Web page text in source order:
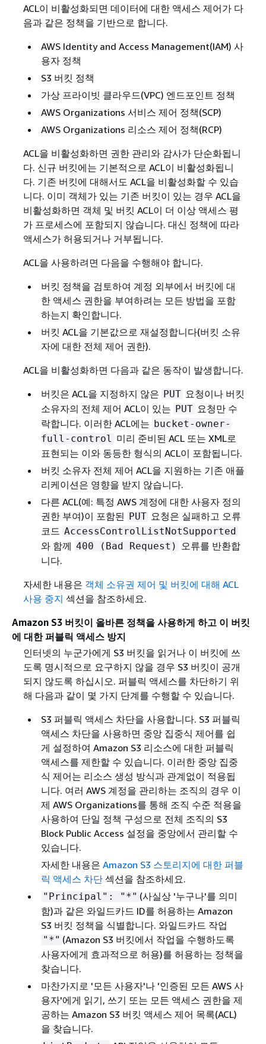
ACL이 비활성화되면 데이터에 대한 액세스 제어가 다
음과 같은 정책을 기반으로 합니다.
AWS Identity and Access Management(IAM) 사
용자 정책
S3 버킷 정책
가상 프라이빗 클라우드(VPC) 엔드포인트 정책
AWS Organizations 서비스 제어 정책(SCP)
AWS Organizations 리소스 제어 정책(RCP)
ACL을 비활성화하면 권한 관리와 감사가 단순화됩니
다. 신규 버킷에는 기본적으로 ACL이 비활성화됩니
다. 기존 버킷에 대해서도 ACL을 비활성화할 수 있습
니다. 이미 객체가 있는 기존 버킷이 있는 경우 ACL을
비활성화하면 객체 및 버킷 ACL이 더 이상 액세스 평
가 프로세스에 포함되지 않습니다. 대신 정책에 따라
액세스가 허용되거나 거부됩니다.
ACL을 사용하려면 다음을 수행해야 합니다.
버킷 정책을 검토하여 계정 외부에서 버킷에 대
한 액세스 권한을 부여하려는 모든 방법을 포함
하는지 확인합니다.
버킷 ACL을 기본값으로 재설정합니다(버킷 소유
자에 대한 전체 제어 권한).
ACL을 비활성화하면 다음과 같은 동작이 발생합니다.
버킷은 ACL을 지정하지 않은 PUT 요청이나 버킷
소유자의 전체 제어 ACL이 있는 PUT 요청만 수
락합니다. 이러한 ACL에는 bucket-owner-
full-control
미리 준비된 ACL 또는 XML로
표현되는 이와 동등한 형식의 ACL이 포함됩니다.
버킷 소유자 전체 제어 ACL을 지원하는 기존 애플
리케이션은 영향을 받지 않습니다.
다른 ACL(예: 특정 AWS 계정에 대한 사용자 정의
권한 부여)이 포함된 PUT 요청은 실패하고 오류
코드 AccessControlListNotSupported
와 함께 400 (Bad Request)
오류를 반환합
니다.
자세한 내용은 객체 소유권 제어 및 버킷에 대해 ACL
사용 중지 섹션을 참조하세요.
Amazon S3 버킷이 올바른 정책을 사용하게 하고 이 버킷
에 대한 퍼블릭 액세스 방지
인터넷의 누군가에게 S3 버킷을 읽거나 이 버킷에 쓰
도록 명시적으로 요구하지 않을 경우 S3 버킷이 공개
되지 않도록 하십시오. 퍼블릭 액세스를 차단하기 위
해 다음과 같이 몇 가지 단계를 수행할 수 있습니다.
S3 퍼블릭 액세스 차단을 사용합니다. S3 퍼블릭
액세스 차단을 사용하면 중앙 집중식 제어를 쉽
게 설정하여 Amazon S3 리소스에 대한 퍼블릭
액세스를 제한할 수 있습니다. 이러한 중앙 집중
식 제어는 리소스 생성 방식과 관계없이 적용됩
니다. 여러 AWS 계정을 관리하는 조직의 경우 이
제 AWS Organizations를 통해 조직 수준 적용을
사용하여 단일 정책 구성으로 전체 조직의 S3
Block Public Access 설정을 중앙에서 관리할 수
있습니다.
자세한 내용은 Amazon S3 스토리지에 대한 퍼블
릭 액세스 차단섹션을 참조하세요.
"Principal": "*" (사실상 '누구나'를 의미
함)과 같은 와일드카드 ID를 허용하는 Amazon
S3 버킷 정책을 식별합니다. 와일드카드 작업
"*" (Amazon S3 버킷에서 작업을 수행하도록
사용자에게 효과적으로 허용)를 허용하는 정책을
찾습니다.
마찬가지로 '모든 사용자'나 '인증된 모든 AWS 사
용자'에게 읽기, 쓰기 또는 모든 액세스 권한을 제
공하는 Amazon S3 버킷 액세스 제어 목록(ACL)
을 찾습니다.